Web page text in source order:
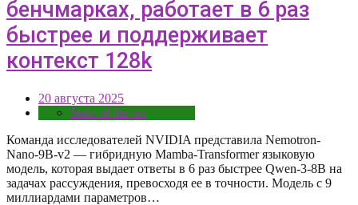
бенчмарках, работает в 6 раз
быстрее и поддерживает
контекст 128k
20 августа 2025
State-of-the-art
Команда исследователей NVIDIA представила Nemotron-
Nano-9B-v2 — гибридную Mamba-Transformer языковую
модель, которая выдает ответы в 6 раз быстрее Qwen-3-8B на
задачах рассуждения, превосходя ее в точности. Модель с 9
миллиардами параметров…